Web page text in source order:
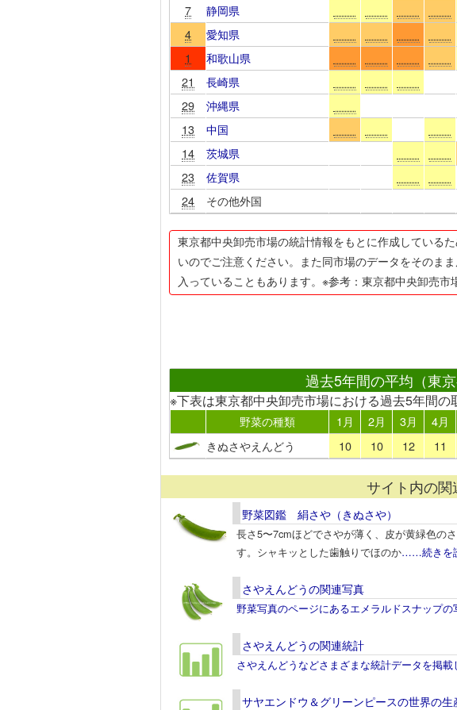
7
静岡県
4
愛知県
1
和歌山県
21
長崎県
29
沖縄県
13
中国
14
茨城県
23
佐賀県
24
その他外国
東京都中央卸売市場の統計情報をもとに作成している
いのでご注意ください。また同市場のデータをそのま
入っていることもあります。※参考：東京都中央卸売市
過去5年間の平均（東
※下表は東京都中央卸売市場における過去5年間の
野菜の種類 1月 2月 3月 4月
きぬさやえんどう
10 10 12 11
サイト内の関
野菜図鑑 絹さや（きぬさや）
長さ5〜7cmほどでさやが薄く、皮が黄緑色の
す。シャキッとした歯触りでほのか……続きを
さやえんどうの関連写真
野菜写真のページにあるエメラルドスナップの
さやえんどうの関連統計
さやえんどうなどさまざまな統計データを掲載
サヤエンドウ＆グリーンピースの世界の生